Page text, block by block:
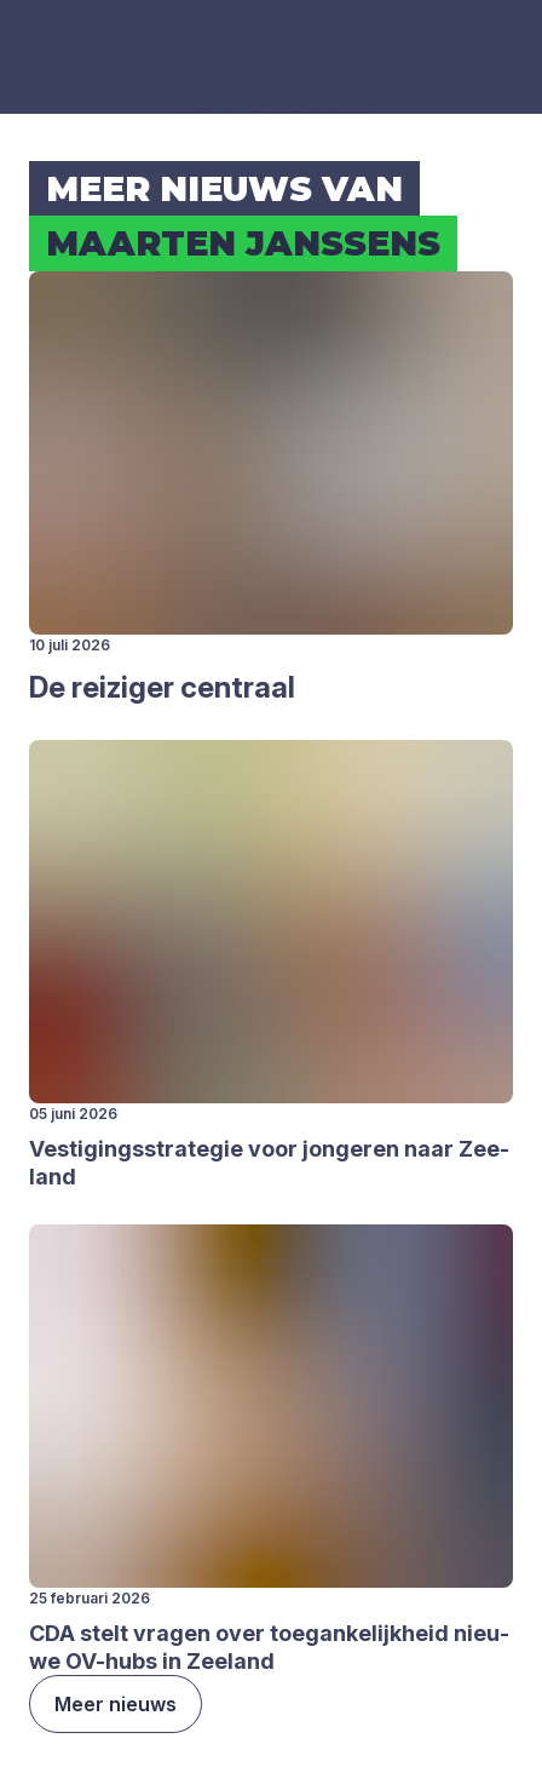
MEER NIEUWS VAN
MAAR­TEN JANS­SENS
10 juli 2026
De rei­zi­ger cen­traal
05 juni 2026
Ves­ti­gings­stra­te­gie voor jon­ge­ren naar Zee­
land
25 februari 2026
CDA stelt vra­gen over toe­gan­ke­lijk­heid nieu­
we OV-hubs in Zee­land
Meer nieuws